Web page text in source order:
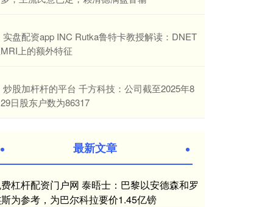
​实盘配资app INC Rutka鲁特卡教授解读：DNET
上的额外特征
​炒股加杆杆的平台 千方科技：公司截至2025年8
日股东户数为86317
最新文章
杠杆配资门户网 泰晤士：巴黎以安德森和罗
为参考，为巴尔科拉要价1.45亿镑